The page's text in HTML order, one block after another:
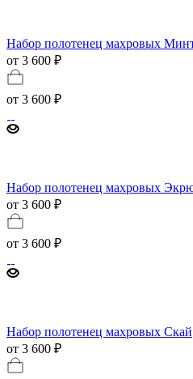
Набор полотенец махровых
от 3 600 ₽
от 3 600 ₽
Набор полотенец махровых
от 3 600 ₽
от 3 600 ₽
Набор полотенец махровых Скай
от 3 600 ₽